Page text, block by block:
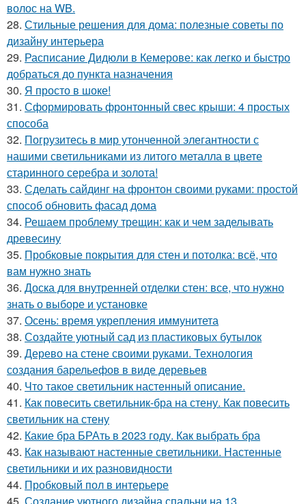
волос на WB.
28. Стильные решения для дома: полезные советы по
дизайну интерьера
29. Расписание Дидюли в Кемерове: как легко и быстро
добраться до пункта назначения
30. Я просто в шоке!
31. Сформировать фронтонный свес крыши: 4 простых
способа
32. Погрузитесь в мир утонченной элегантности с
нашими светильниками из литого металла в цвете
старинного серебра и золота!
33. Сделать сайдинг на фронтон своими руками: простой
способ обновить фасад дома
34. Решаем проблему трещин: как и чем заделывать
древесину
35. Пробковые покрытия для стен и потолка: всё, что
вам нужно знать
36. Доска для внутренней отделки стен: все, что нужно
знать о выборе и установке
37. Осень: время укрепления иммунитета
38. Создайте уютный сад из пластиковых бутылок
39. Дерево на стене своими руками. Технология
создания барельефов в виде деревьев
40. Что такое светильник настенный описание.
41. Как повесить светильник-бра на стену. Как повесить
светильник на стену
42. Какие бра БРАть в 2023 году. Как выбрать бра
43. Как называют настенные светильники. Настенные
светильники и их разновидности
44. Пробковый пол в интерьере